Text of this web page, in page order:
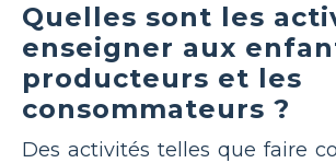
Quelles sont les
enseigner aux
producteurs et les
consommateurs ?
Des activités telles que faire